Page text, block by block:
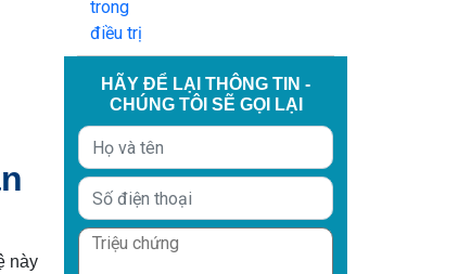
này
HÃY ĐỂ LẠI THÔNG TIN -
CHÚNG TÔI SẼ GỌI LẠI